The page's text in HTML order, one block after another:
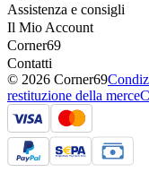
Assistenza e consigli
Il Mio Account
Corner69
Contatti
© 2026 Corner69
restituzione della merce